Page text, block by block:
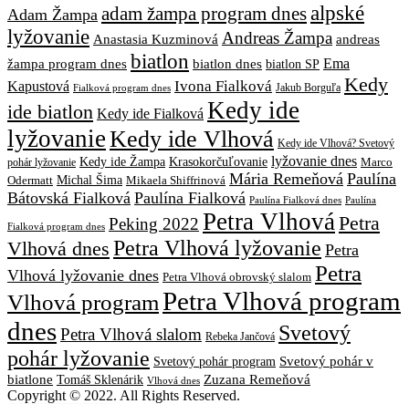
Adam Žampa adam žampa program dnesalpské
lyžovanie Anastasia Kuzminová Andreas Žampa andreas
žampa program dnes biatlon biatlon dnes biatlon SP Ema
Kapustová Fialková program dnes Ivona Fialková Jakub Borguľa Kedy
ide biatlon Kedy ide Fialková Kedy ide
lyžovanieKedy ide Vlhová Kedy ide Vlhová? Svetový
pohár lyžovanie Kedy ide Žampa Krasokorčuľovanie lyžovanie dnes Marco
Odermatt Michal Šima Mikaela Shiffrinová Mária Remeňová Paulína
Bátovská Fialková Paulína Fialková Paulína Fialková dnes Paulína
Fialková program dnes Peking 2022 Petra Vlhová Petra
Vlhová dnes Petra Vlhová lyžovanie Petra
Vlhová lyžovanie dnes Petra Vlhová obrovský slalom Petra
Vlhová programPetra Vlhová program
dnesPetra Vlhová slalom Rebeka Jančová Svetový
pohár lyžovanie Svetový pohár program Svetový pohár v
biatlone Tomáš Sklenárik Vlhová dnes Zuzana Remeňová
Copyright © 2022. All Rights Reserved.